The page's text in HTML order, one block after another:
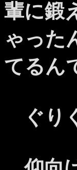
輩に鍛
ゃった
てるん
ぐり